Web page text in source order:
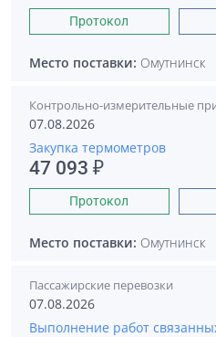
Протокол
Место поставки: Омутнинск
Контрольно-измерительные
07.08.2026
Закупка термометров
47 093 ₽
Протокол
Место поставки: Омутнинск
Пассажирские перевозки
07.08.2026
Выполнение работ